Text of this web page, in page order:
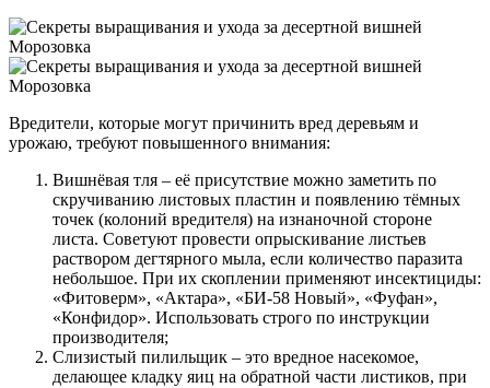
Вредители, которые могут причинить вред деревьям и
урожаю, требуют повышенного внимания:
Вишнёвая тля – её присутствие можно заметить по
скручиванию листовых пластин и появлению тёмных
точек (колоний вредителя) на изнаночной стороне
листа. Советуют провести опрыскивание листьев
раствором дегтярного мыла, если количество паразита
небольшое. При их скоплении применяют инсектициды:
«Фитоверм», «Актара», «БИ-58 Новый», «Фуфан»,
«Конфидор». Использовать строго по инструкции
производителя;
Слизистый пилильщик – это вредное насекомое,
делающее кладку яиц на обратной части листиков, при